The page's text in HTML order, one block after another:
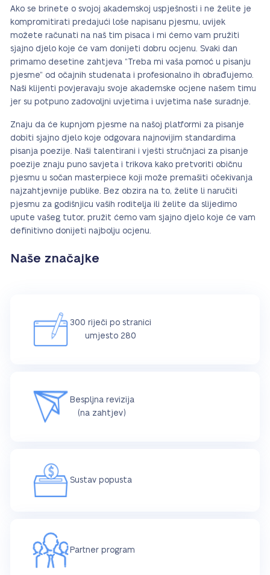
Ako se brinete o svojoj akademskoj uspješnosti i ne želite je
kompromitirati predajući loše napisanu pjesmu, uvijek
možete računati na naš tim pisaca i mi ćemo vam pružiti
sjajno djelo koje će vam donijeti dobru ocjenu. Svaki dan
primamo desetine zahtjeva “Treba mi vaša pomoć u pisanju
pjesme” od očajnih studenata i profesionalno ih obrađujemo.
Naši klijenti povjeravaju svoje akademske ocjene našem timu
jer su potpuno zadovoljni uvjetima i uvjetima naše suradnje.
Znaju da će kupnjom pjesme na našoj platformi za pisanje
dobiti sjajno djelo koje odgovara najnovijim standardima
pisanja poezije. Naši talentirani i vješti stručnjaci za pisanje
poezije znaju puno savjeta i trikova kako pretvoriti običnu
pjesmu u sočan masterpiece koji može premašiti očekivanja
najzahtjevnije publike. Bez obzira na to, želite li naručiti
pjesmu za godišnjicu vaših roditelja ili želite da slijedimo
upute vašeg tutor, pružit ćemo vam sjajno djelo koje će vam
definitivno donijeti najbolju ocjenu.
Naše značajke
300 riječi po stranici
umjesto 280
Bespljna revizija
(na zahtjev)
Sustav popusta
Partner program